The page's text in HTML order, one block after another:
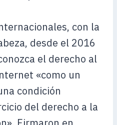
con la
desde el 2016
el derecho al
«como un
condición
del derecho a la